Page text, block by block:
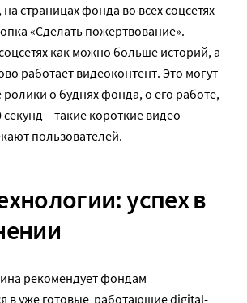
страницах фонда во всех соцсетях
«Сделать пожертвование».
как можно больше историй, а
работает видеоконтент. Это могут
о буднях фонда, о его работе,
– такие короткие видео
пользователей.
успех в
рекомендует фондам
в уже готовые работающие digital-